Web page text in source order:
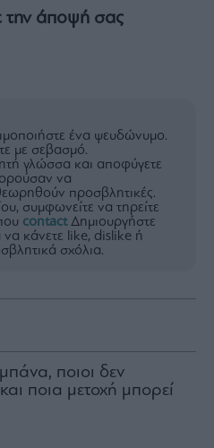
την άποψή σας
ένα ψευδώνυμο.
με σεβασμό.
γλώσσα και αποφύγετε
να
προσβλητικές.
συμφωνείτε να τηρείτε
contactΔημιουργήστε
να κάνετε like, dislike ή
σχόλια.
ποιοι δεν
ποια μετοχή μπορεί